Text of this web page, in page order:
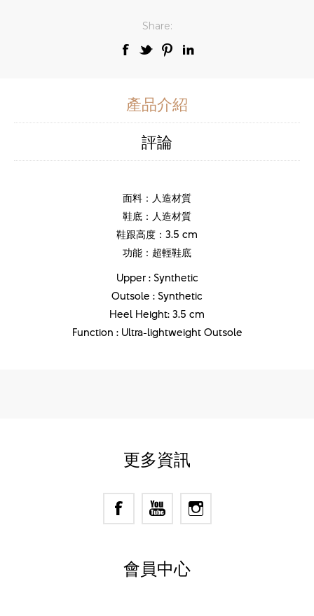
Share:
產品介紹
評論
面料：人造材質
鞋底：人造材質
鞋跟高度：3.5 cm
功能：超輕鞋底
Upper : Synthetic
Outsole : Synthetic
Heel Height: 3.5 cm
Function : Ultra-lightweight Outsole
更多資訊
會員中心